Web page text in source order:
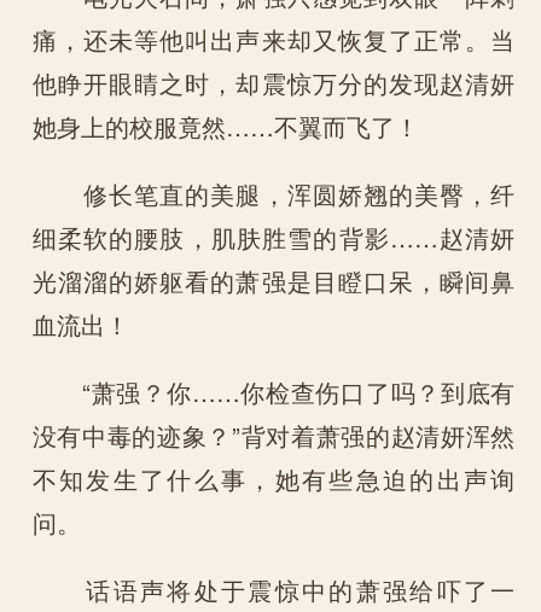
痛，还未等他叫出声来却又恢复了正常。当
他睁开眼睛之时，却震惊万分的发现赵清妍
她身上的校服竟然……不翼而飞了！
修长笔直的美腿，浑圆娇翘的美臀，纤
细柔软的腰肢，肌肤胜雪的背影……赵清妍
光溜溜的娇躯看的萧强是目瞪口呆，瞬间鼻
血流出！
“萧强？你……你检查伤口了吗？到底有
没有中毒的迹象？”背对着萧强的赵清妍浑然
不知发生了什么事，她有些急迫的出声询
问。
话语声将处于震惊中的萧强给吓了一